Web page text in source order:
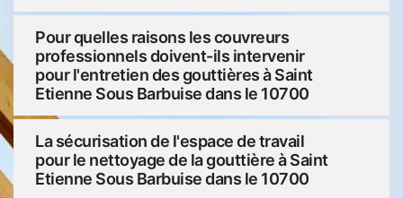
Pour quelles raisons les couvreurs
professionnels doivent-ils intervenir
pour l'entretien des gouttières à Saint
Etienne Sous Barbuise dans le 10700
La sécurisation de l'espace de travail
pour le nettoyage de la gouttière à Saint
Etienne Sous Barbuise dans le 10700